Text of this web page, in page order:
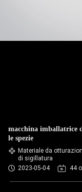
macchina imballatrice
le spezie
Materiale da
di sigillatura
2023-05-04
44